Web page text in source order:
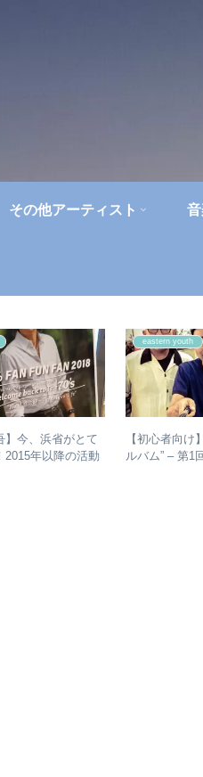
その他アーティスト
】今、浜省がとて
2015年以降の活動
eastern youth
【初心者向け
ルバム” – 第1